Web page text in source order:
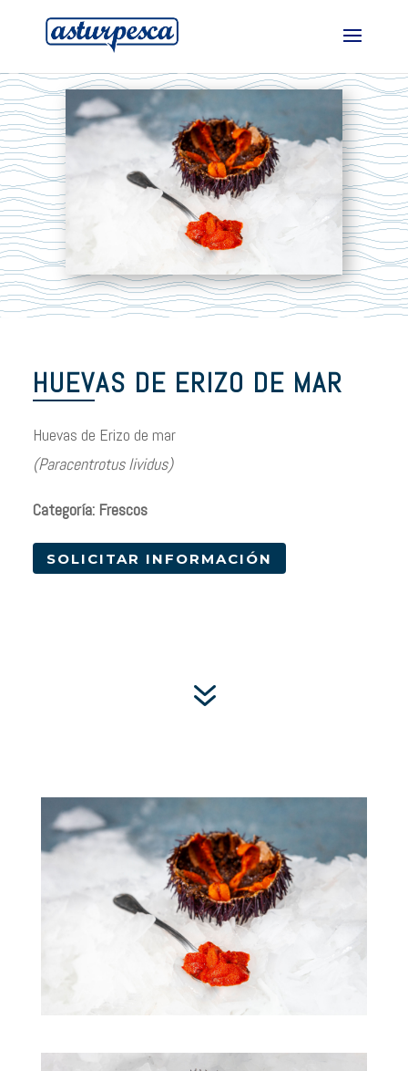
HUEVAS DE ERIZO DE MAR
Huevas de Erizo de mar
(Paracentrotus lividus)
Categoría: Frescos
SOLICITAR INFORMACIÓN
7